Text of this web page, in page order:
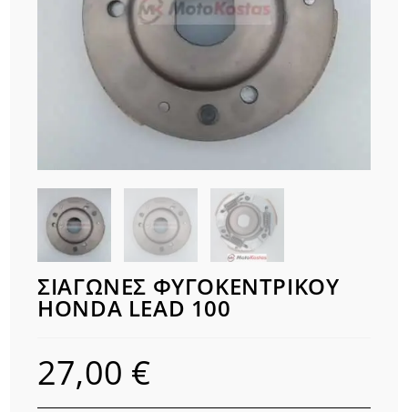
ΣΙΑΓΩΝΕΣ ΦΥΓΟΚΕΝΤΡΙΚΟΥ
HONDA LEAD 100
27,00 €